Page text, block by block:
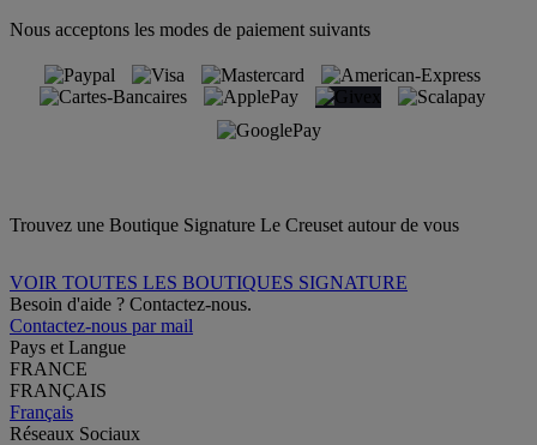
Nous acceptons les modes de paiement suivants
Trouvez une Boutique Signature Le Creuset autour de vous
VOIR TOUTES LES BOUTIQUES SIGNATURE
Besoin d'aide ? Contactez-nous.
Contactez-nous par mail
Pays et Langue
FRANCE
FRANÇAIS
Français
Réseaux Sociaux